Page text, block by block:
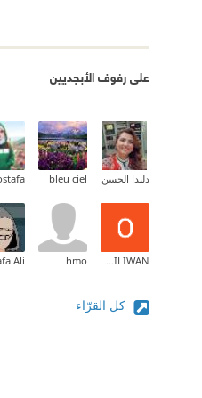
على رفوف الأبجديين
دلندا الحسن bleu ciel
OPELOYERU RILIWAN
hmo
كل القرّاء